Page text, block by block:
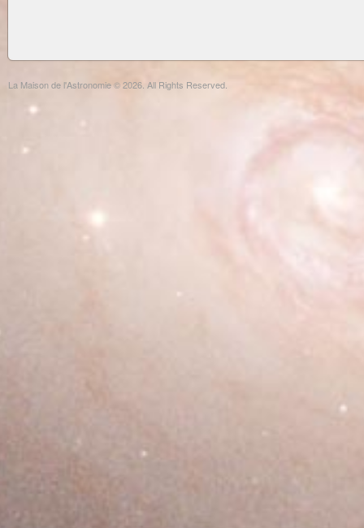
La Maison de l'Astronomie © 2026. All Rights Reserved.